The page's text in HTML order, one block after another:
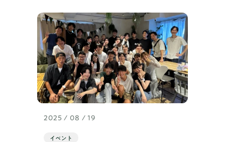
2025 / 08 / 19
イベント